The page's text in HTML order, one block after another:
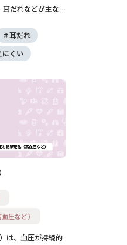
だれなどが主な症
膜切開、チューブ
症化や難聴を防ぐ
耳だれ
にくい
圧など）
は、血圧が持続的